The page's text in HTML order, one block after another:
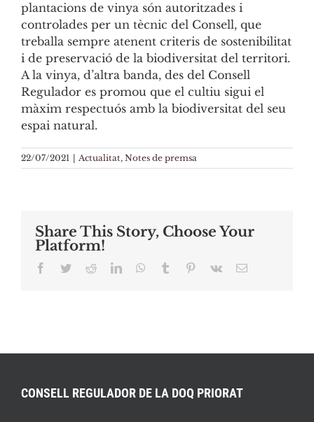
plantacions de vinya són autoritzades i
controlades per un tècnic del Consell, que
treballa sempre atenent criteris de sostenibilitat
i de preservació de la biodiversitat del territori.
A la vinya, d’altra banda, des del Consell
Regulador es promou que el cultiu sigui el
màxim respectuós amb la biodiversitat del seu
espai natural.
22/07/2021 | Actualitat, Notes de premsa
Share This Story, Choose Your
Platform!
Facebook
TwitterRedditLinkedInWhatsApp
Tumblr Pinterest
Vk Email:
CONSELL REGULADOR DE LA DOQ PRIORAT